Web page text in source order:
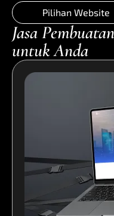
Pilihan Website
Jasa
untuk Anda